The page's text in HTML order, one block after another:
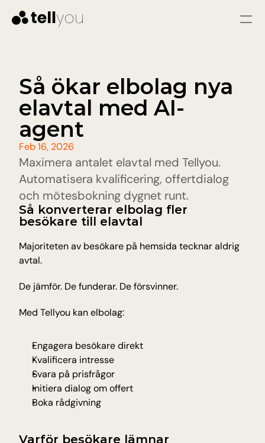
Services
Pricing
SOLUTIONS
Customer service
Immediate responses and fewer issues through
fast and consistent assistance
Qualify leads, answer questions, and guide
visitors to warm leads.
Resources
Stay up to date with the latest
Discover our platform
Technology
AI for precision, reliability and speed
Admissions, registration and student affairs
Så ökar elbolag nya
elavtal med AI-
agent
Feb 16, 2026
Maximera antalet elavtal med Tellyou.
Automatisera kvalificering, offertdialog
och mötesbokning dygnet runt.
Så konverterar elbolag fler
besökare till elavtal
Majoriteten av besökare på hemsida tecknar aldrig
avtal.
De jämför. De funderar. De försvinner.
Med Tellyou kan elbolag:
Engagera besökare direkt
Kvalificera intresse
Svara på prisfrågor
Initiera dialog om offert
Boka rådgivning
Varför besökare lämnar